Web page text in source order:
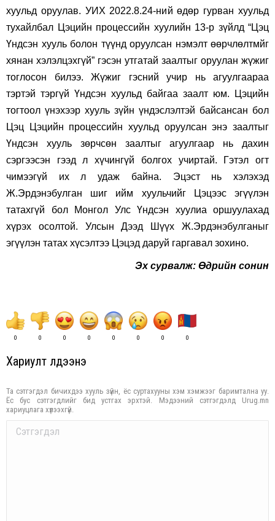
хуульд оруулав. УИХ 2022.8.24-ний өдөр гурван хуульд
тухайлбал Цэцийн процессийн хуулийн 13-р зүйлд “Цэц
Үндсэн хууль болон түүнд оруулсан нэмэлт өөрчлөлтмйг
хянан хэлэлцэхгүй” гэсэн утгатай заалтыг оруулан жүжиг
тоглосон билээ. Жүжиг гэсний учир нь агуулгаараа
тэртэй тэргүй Үндсэн хуульд байгаа заалт юм. Цэцийн
тогтоол үнэхээр хууль зүйн үндэслэлтэй байсансан бол
Цэц Цэцийн процессийн хуульд оруулсан энэ заалтыг
Үндсэн хууль зөрчсөн заалтыг агуулгаар нь дахин
сэргээсэн гээд л хүчингүй болгох учиртай. Гэтэл огт
чимээгүй их л удаж байна. Эцэст нь хэлэхэд
Ж.Эрдэнэбулган шиг ийм хуульчийг Цэцээс эгүүлэн
татахгүй бол Монгол Улс Үндсэн хуулиа оршуулахад
хүрэх осолтой. Улсын Дээд Шүүх Ж.Эрдэнэбулганыг
эгүүлэн татах хүсэлтээ Цэцэд даруй гаргавал зохино.
Эх сурвалж: Өдрийн сонин
0 0 0 0 0 0 0 0
Хариулт үлдээнэ үү
Та сэтгэгдэл бичихдээ хууль зүйн, ёс суртахууны хэм хэмжээг баримтална уу.
Ёс бус сэтгэгдлийг бид устгах эрхтэй. Мэдээний сэтгэгдэлд Urug.mn
хариуцлага хүлээхгүй.
Comment